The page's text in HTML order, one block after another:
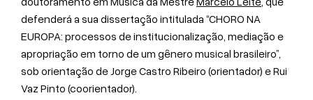
defenderá a sua dissertação intitulada “CHORO NA
EUROPA: processos de institucionalização, mediação e
apropriação em torno de um gênero musical brasileiro”,
sob orientação de Jorge Castro Ribeiro (orientador) e Rui
Vaz Pinto (coorientador).